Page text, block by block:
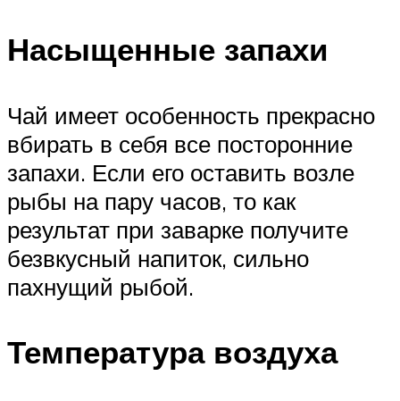
Насыщенные запахи
Чай имеет особенность прекрасно
вбирать в себя все посторонние
запахи. Если его оставить возле
рыбы на пару часов, то как
результат при заварке получите
безвкусный напиток, сильно
пахнущий рыбой.
Температура воздуха